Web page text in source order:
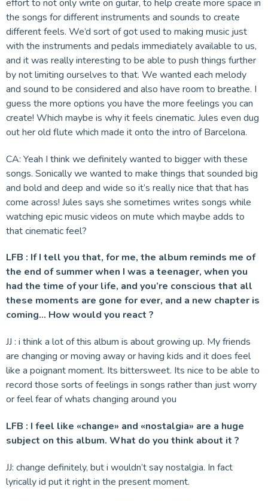
effort to not only write on guitar, to help create more space in
the songs for different instruments and sounds to create
different feels. We’d sort of got used to making music just
with the instruments and pedals immediately available to us,
and it was really interesting to be able to push things further
by not limiting ourselves to that. We wanted each melody
and sound to be considered and also have room to breathe. I
guess the more options you have the more feelings you can
create! Which maybe is why it feels cinematic. Jules even dug
out her old flute which made it onto the intro of Barcelona.
CA: Yeah I think we definitely wanted to bigger with these
songs. Sonically we wanted to make things that sounded big
and bold and deep and wide so it’s really nice that that has
come across! Jules says she sometimes writes songs while
watching epic music videos on mute which maybe adds to
that cinematic feel?
LFB : If I tell you that, for me, the album reminds me of
the end of summer when I was a teenager, when you
had the time of your life, and you’re conscious that all
these moments are gone for ever, and a new chapter is
coming… How would you react ?
JJ : i think a lot of this album is about growing up. My friends
are changing or moving away or having kids and it does feel
like a poignant moment. Its bittersweet. Its nice to be able to
record those sorts of feelings in songs rather than just worry
or feel fear of whats changing around you
LFB : I feel like «change» and «nostalgia» are a huge
subject on this album. What do you think about it ?
JJ: change definitely, but i wouldn’t say nostalgia. In fact
lyrically id put it right in the present moment.